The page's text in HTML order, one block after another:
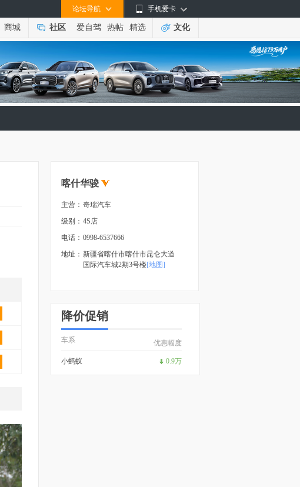
手机爱卡
论坛导航
商城 社区 爱自驾 热帖 精选 文化
喀什华骏
主营： 奇瑞汽车
级别： 4S店
电话： 0998-6537666
地址： 新疆省喀什市喀什市昆仑大道
国际汽车城2期3号楼[地图]
降价促销
车系 优惠幅度
小蚂蚁 0.9万